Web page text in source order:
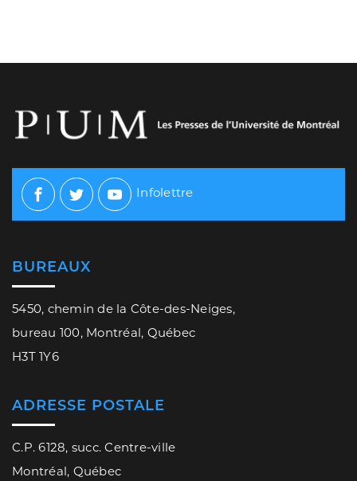
Facebook
TwitterYoutube
Infolettre
BUREAUX
5450, chemin de la Côte-des-Neiges,
bureau 100, Montréal, Québec
H3T 1Y6
ADRESSE POSTALE
C.P. 6128, succ. Centre-ville
Montréal, Québec